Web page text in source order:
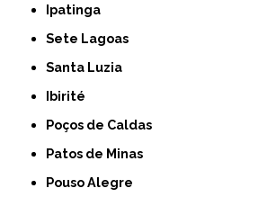
Ipatinga
Sete Lagoas
Santa Luzia
Ibirité
Poços de Caldas
Patos de Minas
Pouso Alegre